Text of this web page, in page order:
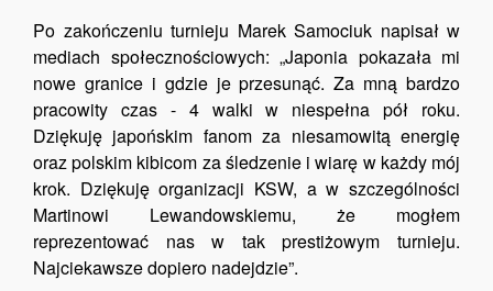
Po zakończeniu turnieju Marek Samociuk napisał w
mediach społecznościowych: „Japonia pokazała mi
nowe granice i gdzie je przesunąć. Za mną bardzo
pracowity czas - 4 walki w niespełna pół roku.
Dziękuję japońskim fanom za niesamowitą energię
oraz polskim kibicom za śledzenie i wiarę w każdy mój
krok. Dziękuję organizacji KSW, a w szczególności
Martinowi Lewandowskiemu, że mogłem
reprezentować nas w tak prestiżowym turnieju.
Najciekawsze dopiero nadejdzie”.